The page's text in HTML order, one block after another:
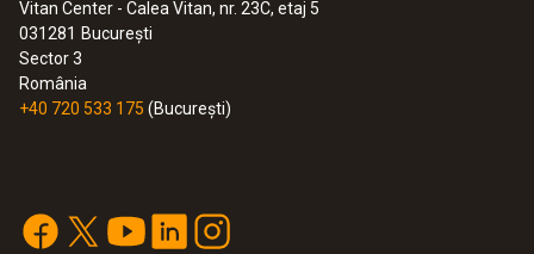
Vitan Center - Calea Vitan, nr. 23C, etaj 5
031281 București
Sector 3
România
+40 720 533 175 (București)